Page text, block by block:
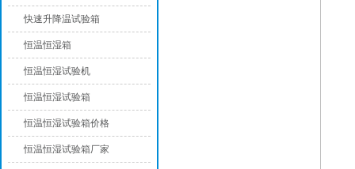
快速升降温试验箱
恒温恒湿箱
恒温恒湿试验机
恒温恒湿试验箱
恒温恒湿试验箱价格
恒温恒湿试验箱厂家